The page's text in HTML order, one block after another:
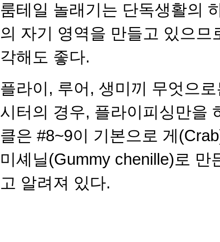
룸테일 놀래기는 단독생활의
의 자기 영역을 만들고 있으므
각해도 좋다.
플라이, 루어, 생미끼 무엇으
시터의 경우, 플라이피싱만을
클은 #8~9이 기본으로 게
미셰닐(Gummy chenille)로 만
고 알려져 있다.